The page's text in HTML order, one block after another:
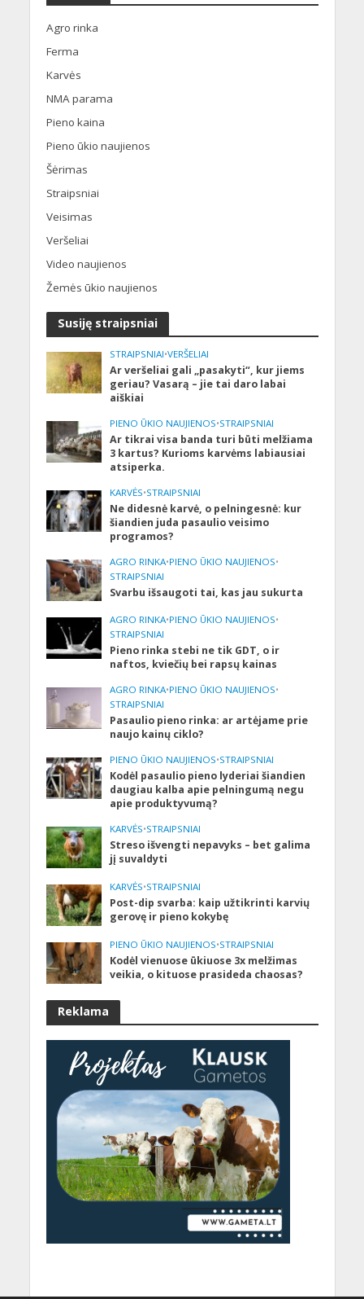
Agro rinka
Ferma
Karvės
NMA parama
Pieno kaina
Pieno ūkio naujienos
Šėrimas
Straipsniai
Veisimas
Veršeliai
Video naujienos
Žemės ūkio naujienos
Susiję straipsniai
STRAIPSNIAI•VERŠELIAI
Ar veršeliai gali „pasakyti“, kur jiems
geriau? Vasarą – jie tai daro labai
aiškiai
PIENO ŪKIO NAUJIENOS•STRAIPSNIAI
Ar tikrai visa banda turi būti melžiama
3 kartus? Kurioms karvėms labiausiai
atsiperka.
KARVĖS•STRAIPSNIAI
Ne didesnė karvė, o pelningesnė: kur
šiandien juda pasaulio veisimo
programos?
AGRO RINKA•PIENO ŪKIO NAUJIENOS•
STRAIPSNIAI
Svarbu išsaugoti tai, kas jau sukurta
AGRO RINKA•PIENO ŪKIO NAUJIENOS•
STRAIPSNIAI
Pieno rinka stebi ne tik GDT, o ir
naftos, kviečių bei rapsų kainas
AGRO RINKA•PIENO ŪKIO NAUJIENOS•
STRAIPSNIAI
Pasaulio pieno rinka: ar artėjame prie
naujo kainų ciklo?
PIENO ŪKIO NAUJIENOS•STRAIPSNIAI
Kodėl pasaulio pieno lyderiai šiandien
daugiau kalba apie pelningumą negu
apie produktyvumą?
KARVĖS•STRAIPSNIAI
Streso išvengti nepavyks – bet galima
jį suvaldyti
KARVĖS•STRAIPSNIAI
Post-dip svarba: kaip užtikrinti karvių
gerovę ir pieno kokybę
PIENO ŪKIO NAUJIENOS•STRAIPSNIAI
Kodėl vienuose ūkiuose 3x melžimas
veikia, o kituose prasideda chaosas?
Reklama